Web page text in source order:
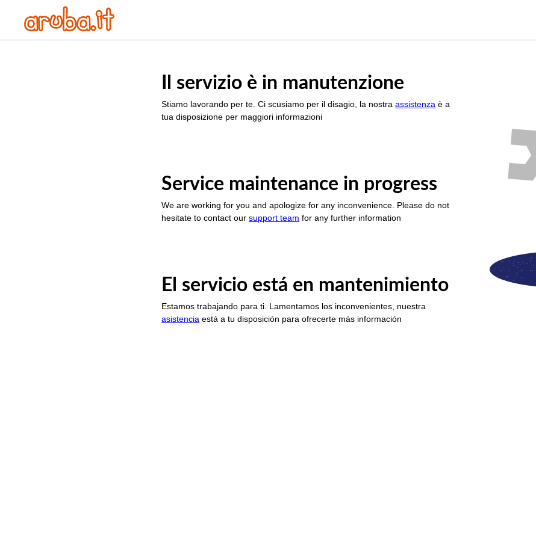
Il servizio è in manutenzione
Stiamo lavorando per te. Ci scusiamo per il disagio, la nostraassistenza è a
tua disposizione per maggiori informazioni
Service maintenance in progress
We are working for you and apologize for any inconvenience. Please do not
hesitate to contact oursupport team for any further information
El servicio está en mantenimiento
Estamos trabajando para ti. Lamentamos los inconvenientes, nuestra
asistencia está a tu disposición para ofrecerte más información